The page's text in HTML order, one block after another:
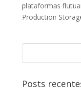
plataformas
Production
Posts